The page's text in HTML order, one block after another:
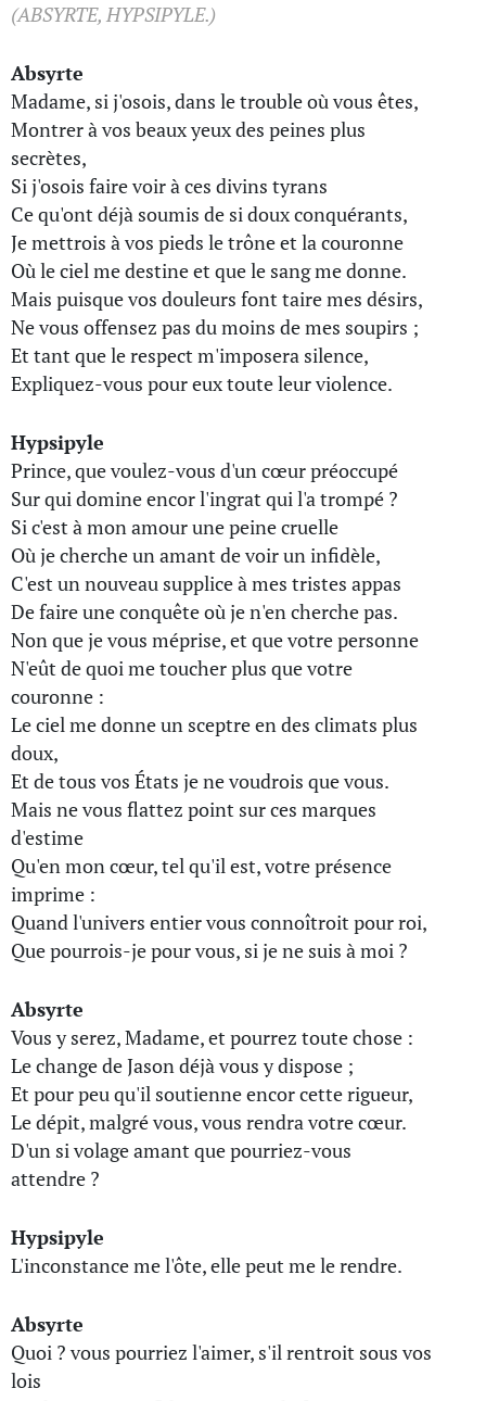
(ABSYRTE, HYPSIPYLE.)
Absyrte
Madame, si j'osois, dans le trouble où vous êtes,
Montrer à vos beaux yeux des peines plus
secrètes,
Si j'osois faire voir à ces divins tyrans
Ce qu'ont déjà soumis de si doux conquérants,
Je mettrois à vos pieds le trône et la couronne
Où le ciel me destine et que le sang me donne.
Mais puisque vos douleurs font taire mes désirs,
Ne vous offensez pas du moins de mes soupirs ;
Et tant que le respect m'imposera silence,
Expliquez-vous pour eux toute leur violence.
Hypsipyle
Prince, que voulez-vous d'un cœur préoccupé
Sur qui domine encor l'ingrat qui l'a trompé ?
Si c'est à mon amour une peine cruelle
Où je cherche un amant de voir un infidèle,
C'est un nouveau supplice à mes tristes appas
De faire une conquête où je n'en cherche pas.
Non que je vous méprise, et que votre personne
N'eût de quoi me toucher plus que votre
couronne :
Le ciel me donne un sceptre en des climats plus
doux,
Et de tous vos États je ne voudrois que vous.
Mais ne vous flattez point sur ces marques
d'estime
Qu'en mon cœur, tel qu'il est, votre présence
imprime :
Quand l'univers entier vous connoîtroit pour roi,
Que pourrois-je pour vous, si je ne suis à moi ?
Absyrte
Vous y serez, Madame, et pourrez toute chose :
Le change de Jason déjà vous y dispose ;
Et pour peu qu'il soutienne encor cette rigueur,
Le dépit, malgré vous, vous rendra votre cœur.
D'un si volage amant que pourriez-vous
attendre ?
Hypsipyle
L'inconstance me l'ôte, elle peut me le rendre.
Absyrte
Quoi ? vous pourriez l'aimer, s'il rentroit sous vos
lois